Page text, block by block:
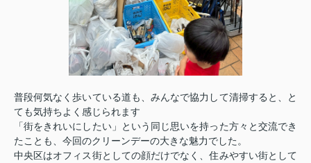
普段何気なく歩いている道も、みんなで協力して清掃すると、と
ても気持ちよく感じられます
「街をきれいにしたい」という同じ思いを持った方々と交流でき
たことも、今回のクリーンデーの大きな魅力でした。
中央区はオフィス街としての顔だけでなく、住みやすい街として